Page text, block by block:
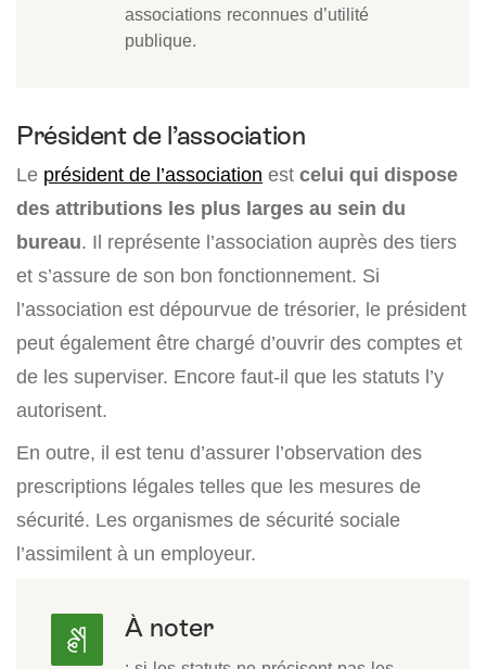
associations reconnues d’utilité
publique.
Président de l’association
Le président de l’association est celui qui dispose
des attributions les plus larges au sein du
bureau. Il représente l’association auprès des tiers
et s’assure de son bon fonctionnement. Si
l’association est dépourvue de trésorier, le président
peut également être chargé d’ouvrir des comptes et
de les superviser. Encore faut-il que les statuts l’y
autorisent.
En outre, il est tenu d’assurer l’observation des
prescriptions légales telles que les mesures de
sécurité. Les organismes de sécurité sociale
l’assimilent à un employeur.
À noter